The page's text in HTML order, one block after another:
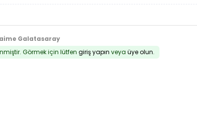
Galatasaray
Görmek için lütfen giriş yapın veya üye olun.